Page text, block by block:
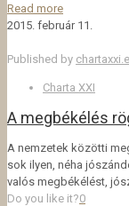
Read more
2015. február 11.
Published by
Charta XXI
A megbékélés
A nemzetek közötti
sok ilyen, néha
valós megbékélést,
Do you like it?0